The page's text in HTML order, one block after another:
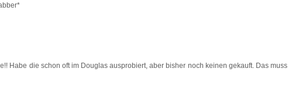
Habe die schon oft im Douglas ausprobiert, aber bisher noch keinen gekauft. Das muss